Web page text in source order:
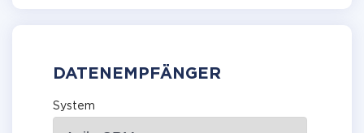
DATENEMPFÄNGER
System